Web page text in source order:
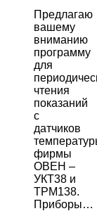
Предлагаю
вашему
вниманию
программу
для
чтения
показаний
с
датчиков
фирмы
ОВЕН –
УКТ38 и
ТРМ138.
Приборы…